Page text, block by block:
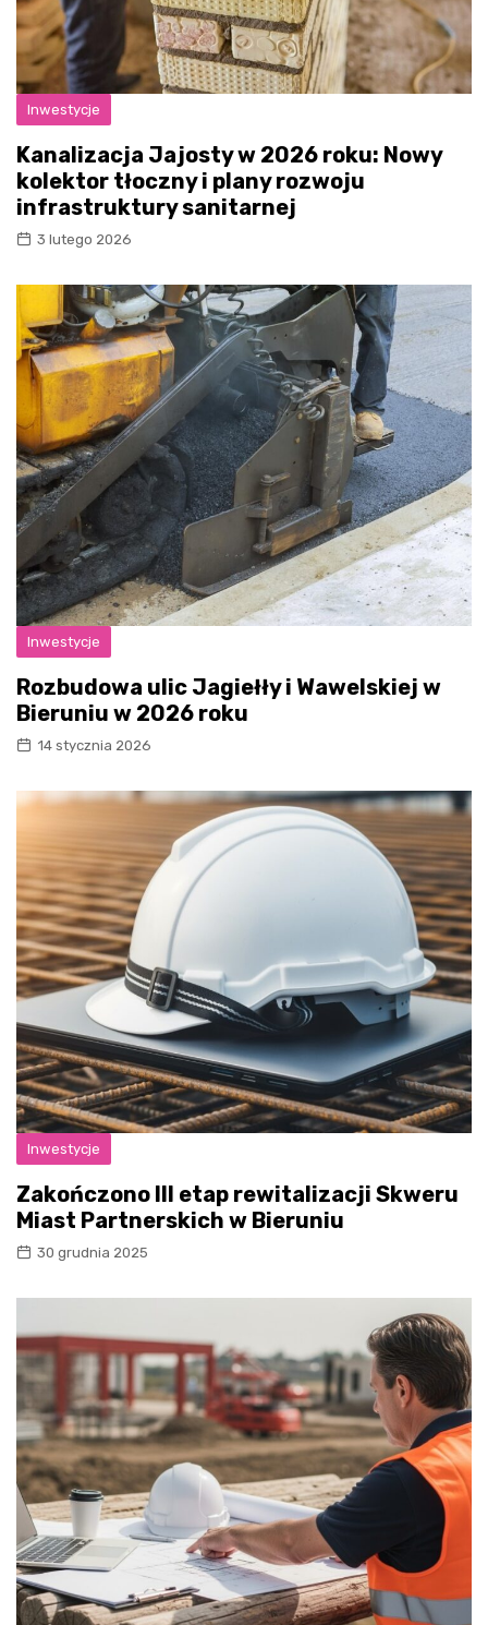
Inwestycje
Kanalizacja Jajosty w 2026 roku: Nowy
kolektor tłoczny i plany rozwoju
infrastruktury sanitarnej
3 lutego 2026
Inwestycje
Rozbudowa ulic Jagiełły i Wawelskiej w
Bieruniu w 2026 roku
14 stycznia 2026
Inwestycje
Zakończono III etap rewitalizacji Skweru
Miast Partnerskich w Bieruniu
30 grudnia 2025